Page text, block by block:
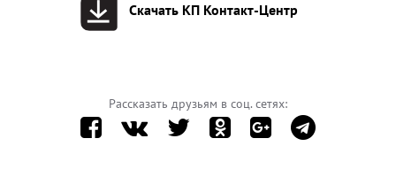
Скачать КП Контакт-Центр
Рассказать друзьям в соц. сетях: